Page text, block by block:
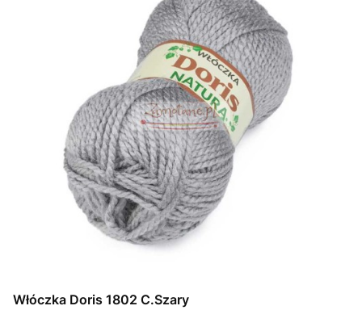
Włóczka Doris 1802 C.Szary